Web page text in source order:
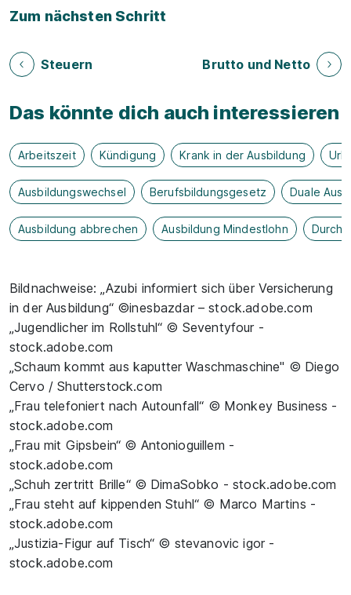
Zum nächsten Schritt
Steuern Brutto und Netto
Das könnte dich auch interessieren
Arbeitszeit Kündigung Krank in der Ausbildung
Ausbildungswechsel Berufsbildungsgesetz Duale
Ausbildung abbrechen Ausbildung Mindestlohn
Bildnachweise: „Azubi informiert sich über Versicherung
in der Ausbildung“ ©inesbazdar – stock.adobe.com
„Jugendlicher im Rollstuhl“ © Seventyfour -
stock.adobe.com
„Schaum kommt aus kaputter Waschmaschine" © Diego
Cervo / Shutterstock.com
„Frau telefoniert nach Autounfall“ © Monkey Business -
stock.adobe.com
„Frau mit Gipsbein“ © Antonioguillem -
stock.adobe.com
„Schuh zertritt Brille“ © DimaSobko - stock.adobe.com
„Frau steht auf kippenden Stuhl“ © Marco Martins -
stock.adobe.com
„Justizia-Figur auf Tisch“ © stevanovic igor -
stock.adobe.com